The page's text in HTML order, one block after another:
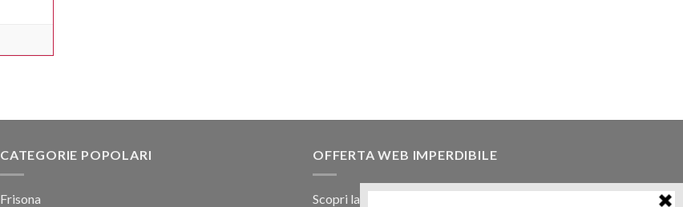
CATEGORIE POPOLARI
Frisona
OFFERTA WEB IMPERDIBILE
Scopri la nostra offerta web! Un prezzo mai visto,